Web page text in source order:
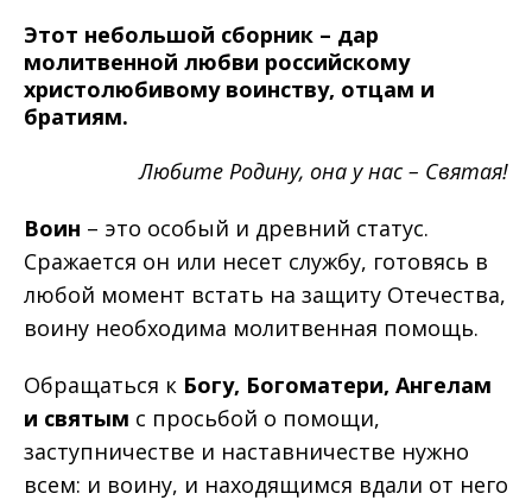
Этот небольшой сборник – дар
молитвенной любви российскому
христолюбивому воинству, отцам и
братиям.
Любите Родину, она у нас – Святая!
Воин – это особый и древний статус.
Сражается он или несет службу, готовясь в
любой момент встать на защиту Отечества,
воину необходима молитвенная помощь.
Обращаться к Богу, Богоматери, Ангелам
и святым с просьбой о помощи,
заступничестве и наставничестве нужно
всем: и воину, и находящимся вдали от него